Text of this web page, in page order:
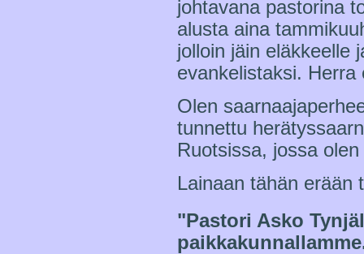
johtavana pastorina
alusta aina
jolloin jäin eläkkeelle
evankelistaksi. Herra
Olen
tunnettu
Ruotsissa, jossa
Lainaan tähän erään
"Pastori Asko